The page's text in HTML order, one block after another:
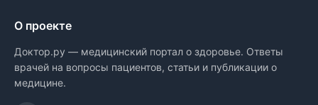
О проекте
Доктор.ру — медицинский портал о здоровье. Ответы
врачей на вопросы пациентов, статьи и публикации о
медицине.